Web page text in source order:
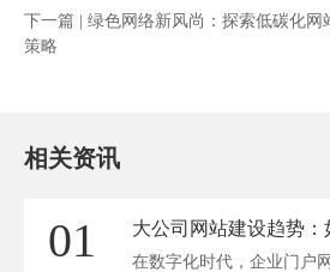
下一篇 | 绿色网络新风尚：探索低碳化网
策略
相关资讯
01
在数字化时代，企业门户